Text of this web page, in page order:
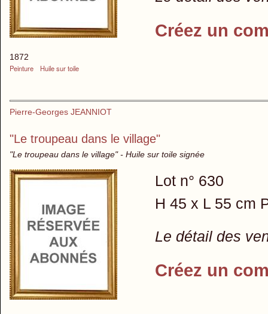
1872
Peinture
Huile sur toile
Créez un
Pierre-Georges JEANNIOT
"Le troupeau dans le village"
"Le troupeau dans le village" - Huile sur toile signée
Lot n° 630
H 45 x L 55 cm
Le détail des
Créez un